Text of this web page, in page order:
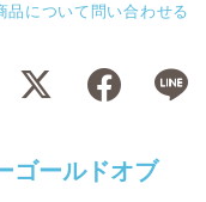
品について問い合わせる
ゴールドオブ